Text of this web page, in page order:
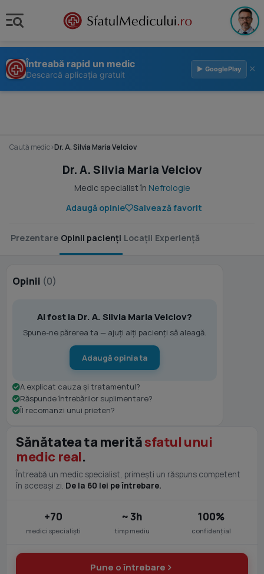
Întreabă rapid un medic
Descarcă aplicația gratuit
▶ GooglePlay ×
Caută medic›Dr. A. Silvia Maria Velciov
Dr. A. Silvia Maria Velciov
Medic specialist în Nefrologie
Adaugă opinie
Salvează favorit
Prezentare Opinii pacienți Locații Experiență
Opinii (0)
Ai fost la Dr. A. Silvia Maria Velciov?
Spune-ne părerea ta — ajuți alți pacienți să aleagă.
Adaugă opinia ta
A explicat cauza și tratamentul?
Răspunde întrebărilor suplimentare?
Îl recomanzi unui prieten?
Sănătatea ta merităsfatul unui
medic real.
Întreabă un medic specialist, primești un răspuns competent
în aceeași zi. De la 60 lei pe întrebare.
+70
medici specialiști
~ 3h
timp mediu
100%
confidențial
Pune o întrebare